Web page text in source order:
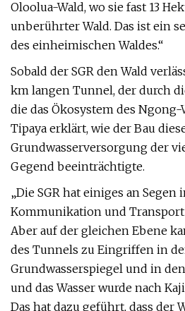
Oloolua-Wald, wo sie fast 13
unberührter Wald. Das ist ein
des einheimischen Waldes.“
Sobald der SGR den Wald
km langen Tunnel, der durch
die das Ökosystem des
Tipaya erklärt, wie der Bau
Grundwasserversorgung der
Gegend beeinträchtigte.
„Die SGR hat einiges an Segen
Kommunikation und
Aber auf der gleichen Ebene
des Tunnels zu Eingriffen in
Grundwasserspiegel und in
und das Wasser wurde nach
Das hat dazu geführt, dass der